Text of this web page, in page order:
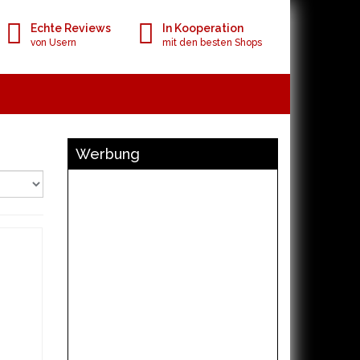
Echte Reviews
von Usern
In Kooperation
mit den besten Shops
Werbung